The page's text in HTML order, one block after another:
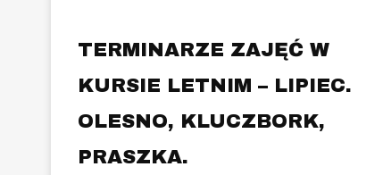
TERMINARZE ZAJĘĆ W
KURSIE LETNIM – LIPIEC.
OLESNO, KLUCZBORK,
PRASZKA.